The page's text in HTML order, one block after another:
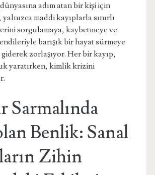
adım atan bir kişi için
maddi kayıplarla sınırlı
sorgulamaya, kaybetmeye ve
barışık bir hayat sürmeye
zorlaşıyor. Her bir kayıp,
yaratırken, kimlik krizini
Sarmalında
Benlik: Sanal
Zihin